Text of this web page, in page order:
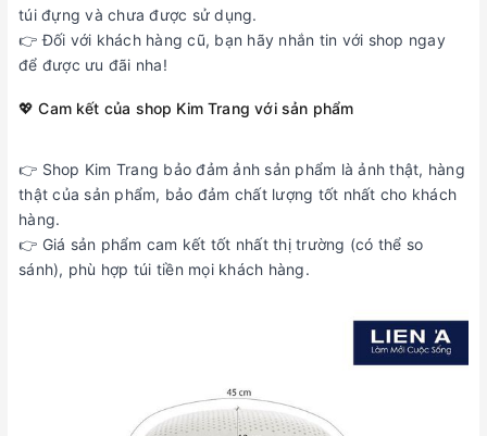
túi đựng và chưa được sử dụng.
👉 Đối với khách hàng cũ, bạn hãy nhắn tin với shop ngay
để được ưu đãi nha!
💖 Cam kết của shop Kim Trang với sản phẩm
👉 Shop Kim Trang bảo đảm ảnh sản phẩm là ảnh thật, hàng
thật của sản phẩm, bảo đảm chất lượng tốt nhất cho khách
hàng.
👉 Giá sản phẩm cam kết tốt nhất thị trường (có thể so
sánh), phù hợp túi tiền mọi khách hàng.